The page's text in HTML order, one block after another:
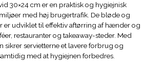
30×24 cm er en praktisk og hygiejnisk
med høj brugertrafik. De bløde og
er udviklet til effektiv aftørring af hænder og
restauranter og takeaway-steder. Med
servietterne et lavere forbrug og
med at hygiejnen forbedres.